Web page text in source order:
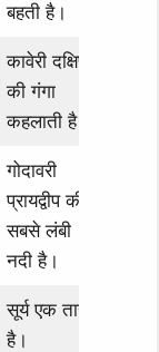
बहती है।
कावेरी दक्षिण
की गंगा
कहलाती है।
गोदावरी
प्रायद्वीप की
सबसे लंबी
नदी है।
सूर्य एक तारा
है।